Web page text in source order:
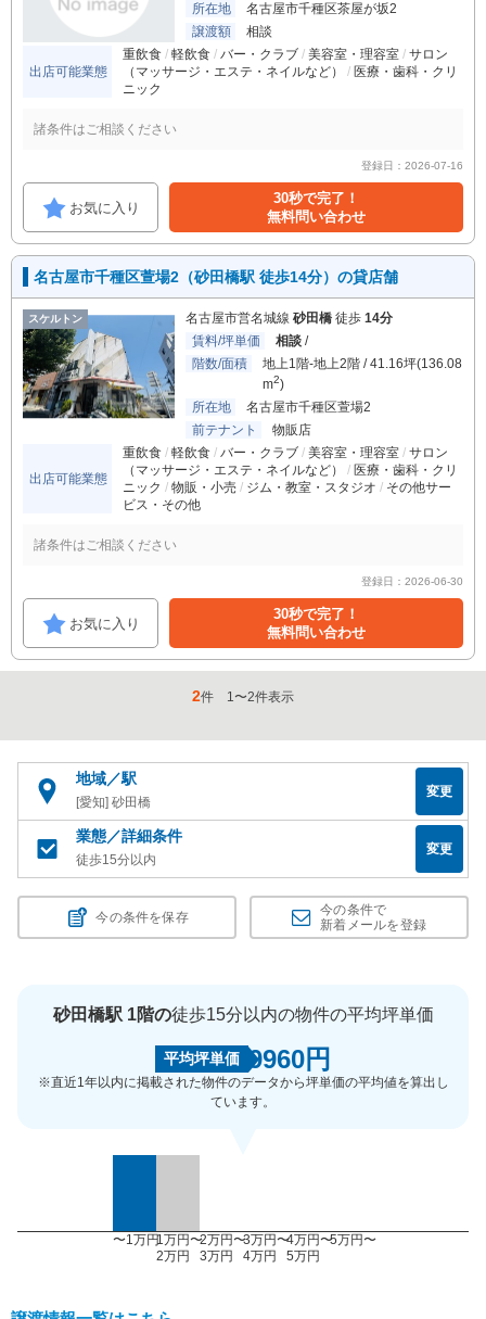
所在地
名古屋市千種区茶屋が坂2
譲渡額
相談
出店可能業態
重飲食 軽飲食 バー・クラブ 美容室・理容室
サロン
（マッサージ・エステ・ネイルなど）
医療・歯科・クリ
ニック
諸条件はご相談ください
登録日：2026-07-16
お気に入り
30秒で完了！
無料問い合わせ
名古屋市千種区萱場2（砂田橋駅 徒歩14分）の貸店舗
スケルトン 名古屋市営名城線 砂田橋 徒歩 14分
賃料/坪単価
相談 /
階数/面積
地上1階-地上2階 / 41.16坪(136.08
m2)
所在地
名古屋市千種区萱場2
前テナント
物販店
出店可能業態
重飲食 軽飲食 バー・クラブ 美容室・理容室
サロン
（マッサージ・エステ・ネイルなど）
医療・歯科・クリ
ニック
物販・小売 ジム・教室・スタジオ
その他サー
ビス・その他
諸条件はご相談ください
登録日：2026-06-30
お気に入り
30秒で完了！
無料問い合わせ
2件 1〜2件表示
地域／駅
[愛知] 砂田橋
変更
業態／詳細条件
徒歩15分以内
変更
今の条件を保存
今の条件で
新着メールを登録
砂田橋駅 1階の徒歩15分以内の物件の平均坪単価
平均坪単価 9960円
※直近1年以内に掲載された物件のデータから坪単価の平均値を算出し
ています。
〜1万円1万円〜
2万円
2万円〜
3万円
3万円〜
4万円
4万円〜
5万円
5万円〜